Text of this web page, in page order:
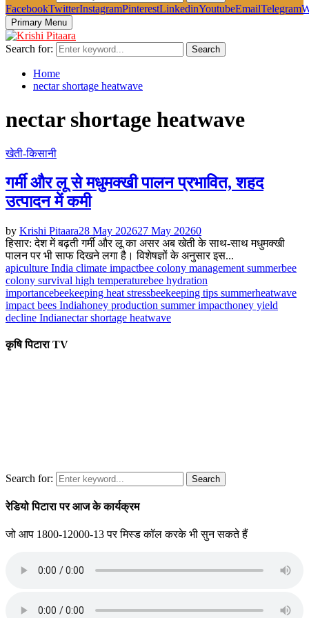
FacebookTwitterInstagramPinterestLinkedinYoutubeEmailTelegram
Primary Menu
Search for: Search
Home
nectar shortage heatwave
nectar shortage heatwave
खेती-किसानी
गर्मी और लू से मधुमक्खी पालन प्रभावित, शहद
उत्पादन में कमी
by Krishi Pitaara28 May 202627 May 20260
हिसार: देश में बढ़ती गर्मी और लू का असर अब खेती के साथ-साथ मधुमक्खी
पालन पर भी साफ दिखने लगा है। विशेषज्ञों के अनुसार इस...
apiculture India climate impactbee colony management summerbee
colony survival high temperaturebee hydration
importancebeekeeping heat stressbeekeeping tips summerheatwave
impact bees Indiahoney production summer impacthoney yield
decline Indianectar shortage heatwave
कृषि पिटारा TV
Search for: Search
रेडियो पिटारा पर आज के कार्यक्रम
जो आप 1800-12000-13 पर मिस्ड कॉल करके भी सुन सकते हैं